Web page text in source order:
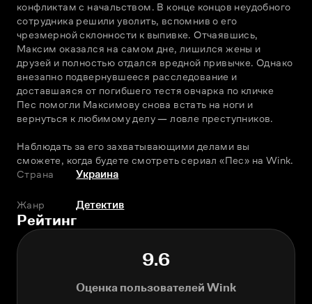
конфликтам с начальством. В конце концов неудобного
сотрудника решили уволить, вспомнив о его
чрезмерной склонности к выпивке. Отчаявшись,
Максим оказался на самом дне, лишился жены и
друзей и полностью отдался вредной привычке. Однако
внезапно подвернувшееся расследование и
доставшаяся от погибшего тестя овчарка по кличке
Пес помогли Максимову снова встать на ноги и
вернуться к любимому делу — ловле преступников.
Наблюдать за его захватывающими делами вы
сможете, когда будете смотреть сериал «Пес» на Wink.
Страна
Украина
Жанр Детектив
Рейтинг
9.6
Оценка пользователей Wink